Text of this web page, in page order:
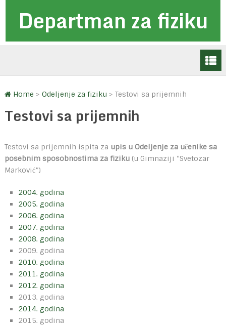
Departman za fiziku
Home > Odeljenje za fiziku > Testovi sa prijemnih
Testovi sa prijemnih
Testovi sa prijemnih ispita za upis u Odeljenje za učenike sa
posebnim sposobnostima za fiziku(u Gimnaziji “Svetozar
Marković”)
2004. godina
2005. godina
2006. godina
2007. godina
2008. godina
2009. godina
2010. godina
2011. godina
2012. godina
2013. godina
2014. godina
2015. godina